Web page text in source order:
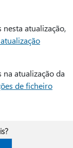
atualização,
atualização da
de ficheiro